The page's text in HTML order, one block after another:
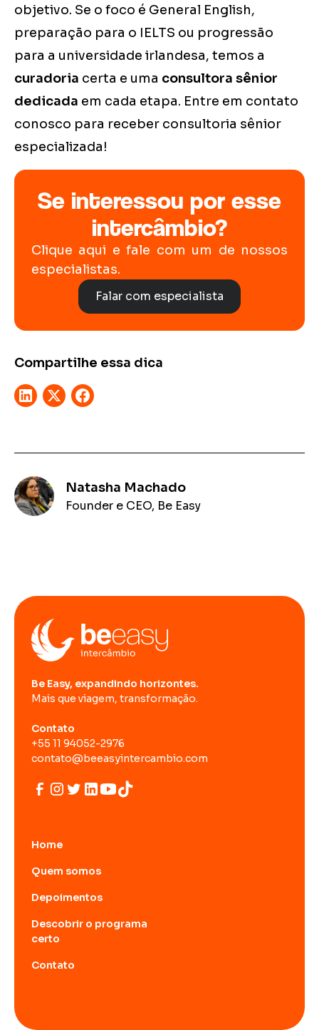
objetivo. Se o foco é General English,
preparação para o IELTS ou progressão
para a universidade irlandesa, temos a
curadoria certa e uma consultora sênior
dedicada em cada etapa. Entre em contato
conosco para receber consultoria sênior
especializada!
Se interessou por esse
intercâmbio?
Clique aqui e fale com um de nossos
especialistas.
Falar com especialista
Compartilhe essa dica
Natasha Machado
Founder e CEO, Be Easy
Be Easy, expandindo horizontes.
Mais que viagem, transformação.
Contato
+55 11 94052-2976
contato@beeasyintercambio.com
Home
Quem somos
Depoimentos
Descobrir o programa
certo
Contato